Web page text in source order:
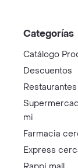
Categorías
Catálogo
Descuentos
Restaurantes
mi
Farmacia
Express